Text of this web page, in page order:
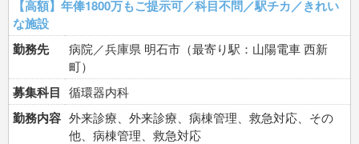
【高額】年俸1800万もご提示可／科目不問／駅チカ／きれい
な施設
勤務先
病院／兵庫県 明石市（最寄り駅：山陽電車 西新
町）
募集科目 循環器内科
勤務内容 外来診療、外来診療、病棟管理、救急対応、その
他、病棟管理、救急対応